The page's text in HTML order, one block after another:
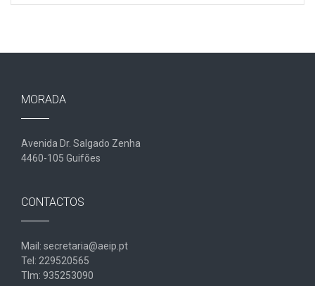
MORADA
Avenida Dr. Salgado Zenha
4460-105 Guifões
CONTACTOS
Mail: secretaria@aeip.pt
Tel: 229520565
Tlm: 935253090